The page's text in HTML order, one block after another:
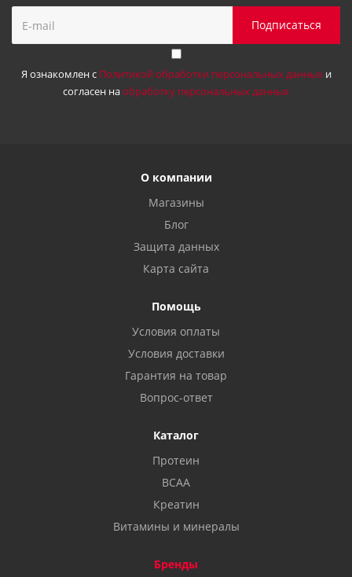
Я ознакомлен с Политикой обработки персональных данныхи
согласен наобработку персональных данных
О компании
Магазины
Блог
Защита данных
Карта сайта
Помощь
Условия оплаты
Условия доставки
Гарантия на товар
Вопрос-ответ
Каталог
Протеин
BCAA
Креатин
Витамины и минералы
Бренды